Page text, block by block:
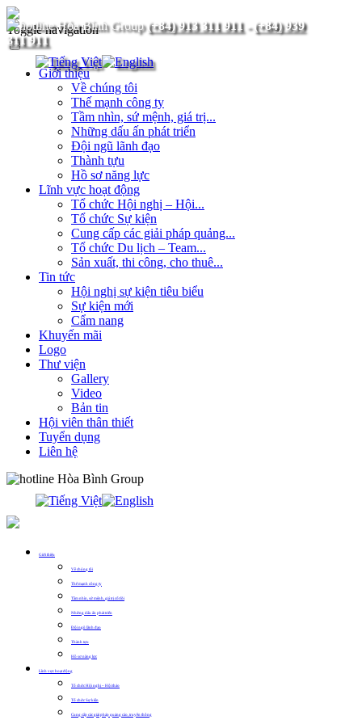
(+84) 913 311 911- (+84) 939
311 911
Toggle navigation
Giới thiệu
Về chúng tôi
Thế mạnh công ty
Tầm nhìn, sứ mệnh, giá trị...
Những dấu ấn phát triển
Đội ngũ lãnh đạo
Thành tựu
Hồ sơ năng lực
Lĩnh vực hoạt động
Tổ chức Hội nghị – Hội...
Tổ chức Sự kiện
Cung cấp các giải pháp quảng...
Tổ chức Du lịch – Team...
Sản xuất, thi công, cho thuê...
Tin tức
Hội nghị sự kiện tiêu biểu
Sự kiện mới
Cẩm nang
Khuyến mãi
Logo
Thư viện
Gallery
Video
Bản tin
Hội viên thân thiết
Tuyển dụng
Liên hệ
Giới thiệu
Về chúng tôi
Thế mạnh công ty
Tầm nhìn, sứ mệnh, giá trị cốt lõi
Những dấu ấn phát triển
Đội ngũ lãnh đạo
Thành tựu
Hồ sơ năng lực
Lĩnh vực hoạt động
Tổ chức Hội nghị – Hội thảo
Tổ chức Sự kiện
Cung cấp các giải pháp quảng cáo, truyền thông